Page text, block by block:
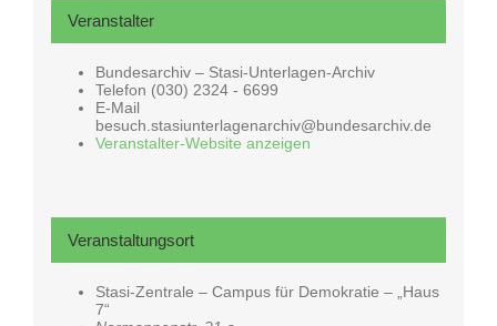
Veranstalter
Bundesarchiv – Stasi-Unterlagen-Archiv
Telefon (030) 2324 - 6699
E-Mail
besuch.stasiunterlagenarchiv@bundesarchiv.de
Veranstalter-Website anzeigen
Veranstaltungsort
Stasi-Zentrale – Campus für Demokratie – „Haus
7“